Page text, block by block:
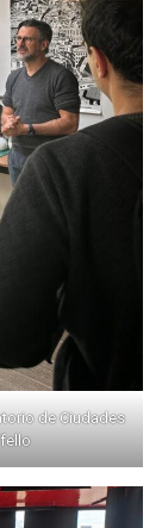
de Ciudades